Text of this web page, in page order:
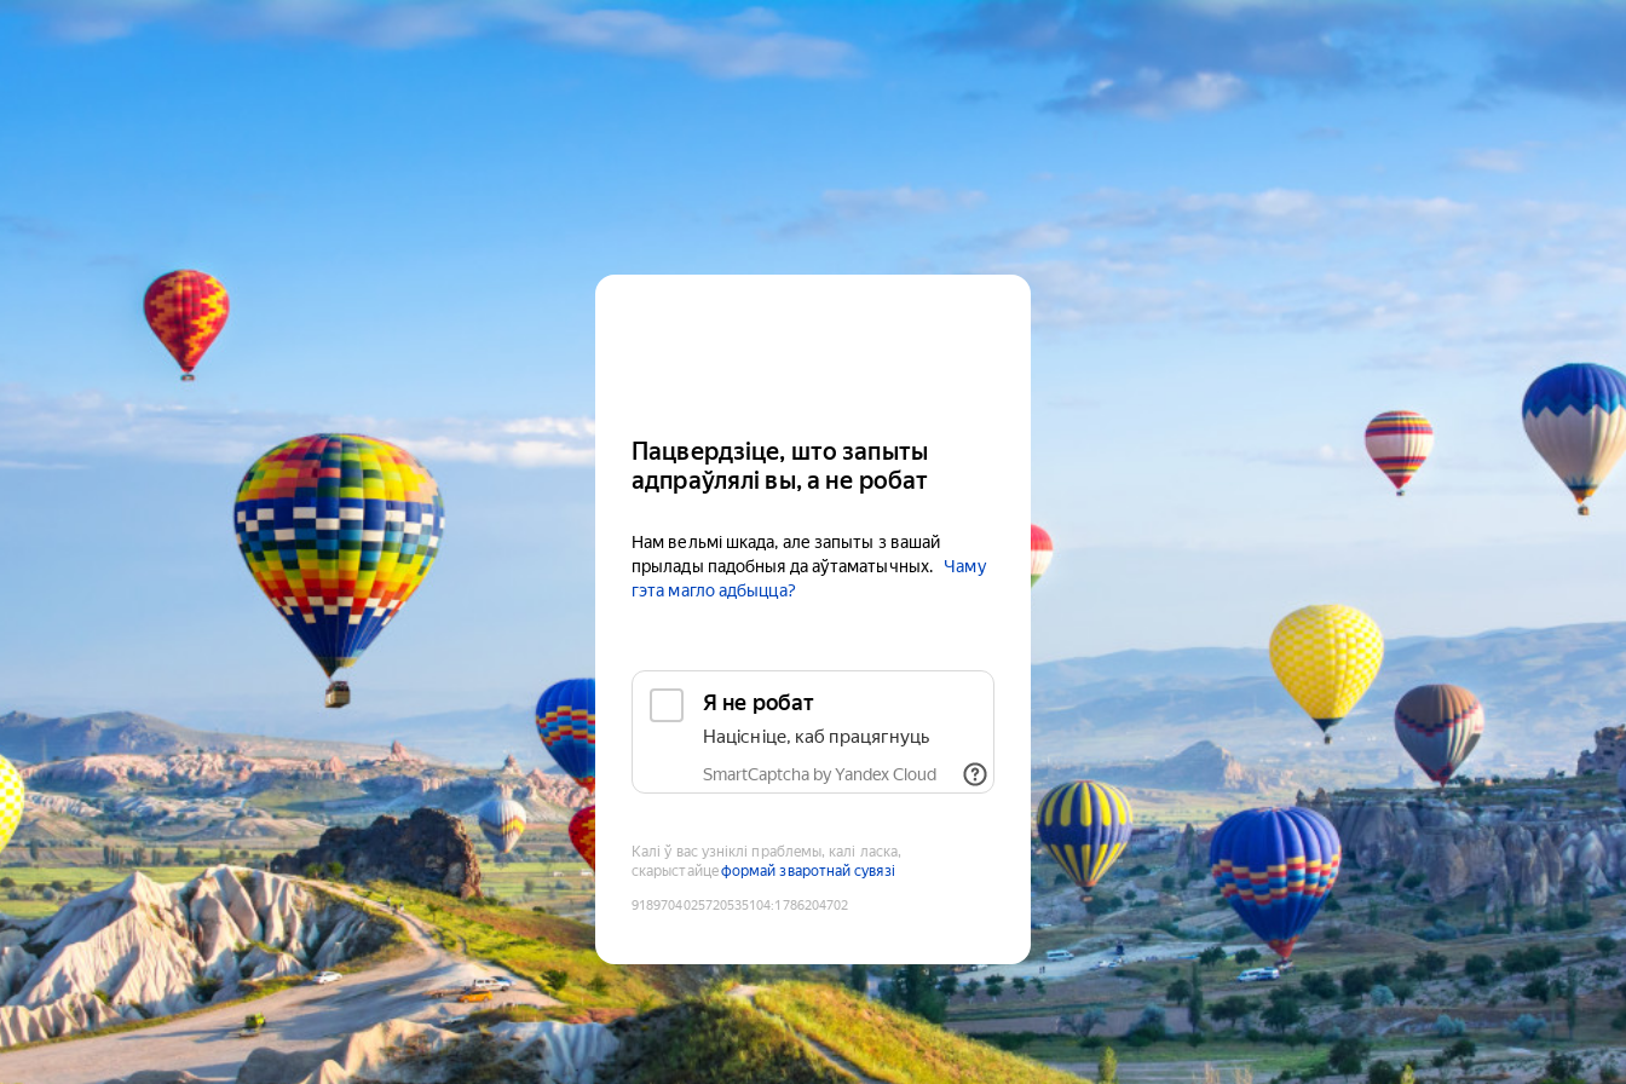
Пацвердзіце, што запыты
адпраўлялі вы, а не робат
Нам вельмі шкада, але запыты з вашай
прылады падобныя да аўтаматычных.
Чаму
гэта магло адбыцца?
Я не робат
Націсніце, каб працягнуць
SmartCaptcha by Yandex Cloud
Калі ў вас узніклі праблемы, калі ласка,
скарыстайцеформай зваротнай сувязі
9189704025720535104:1786204702